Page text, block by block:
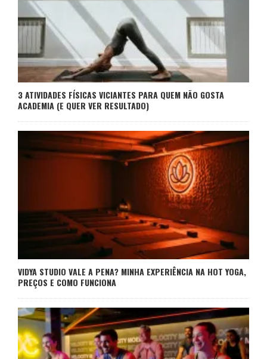
3 ATIVIDADES FÍSICAS VICIANTES PARA QUEM NÃO GOSTA
ACADEMIA (E QUER VER RESULTADO)
VIDYA STUDIO VALE A PENA? MINHA EXPERIÊNCIA NA HOT YOGA,
PREÇOS E COMO FUNCIONA